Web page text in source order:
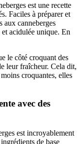
est une recette
Faciles à préparer et
aux canneberges
acidulée unique. En
le côté croquant des
leur fraîcheur. Cela dit,
croquantes, elles
avec des
est incroyablement
de base